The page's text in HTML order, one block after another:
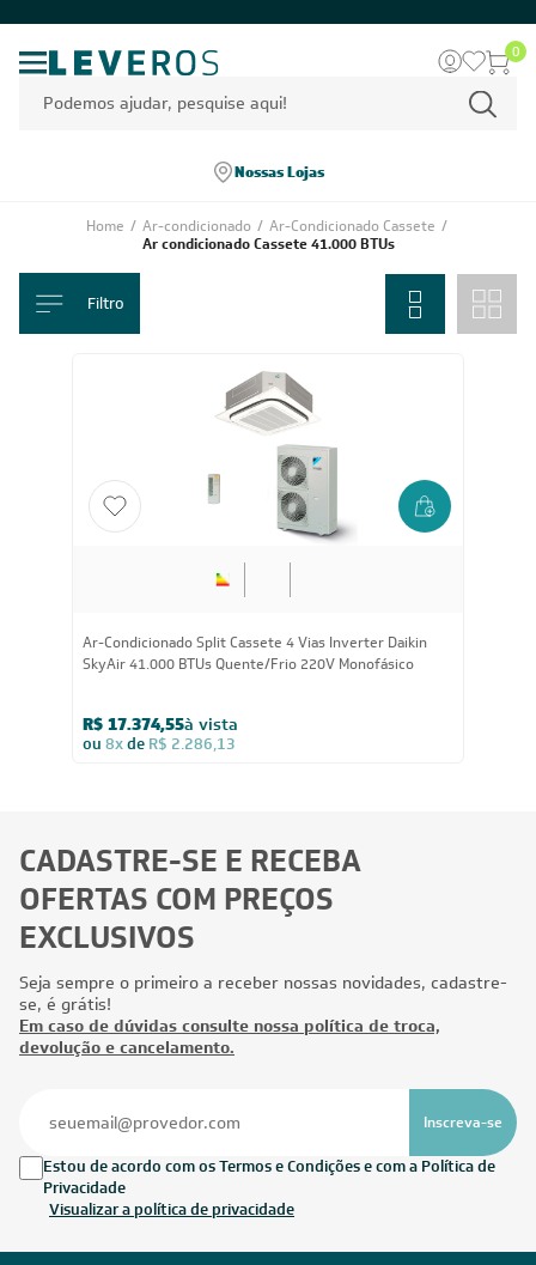
0
Nossas Lojas
Home / Ar-condicionado / Ar-Condicionado Cassete /
Ar condicionado Cassete 41.000 BTUs
Filtro
Ar-Condicionado Split Cassete 4 Vias Inverter Daikin
SkyAir 41.000 BTUs Quente/Frio 220V Monofásico
R$ 17.374,55à vista
ou 8xde R$ 2.286,13
CADASTRE-SE E RECEBA
OFERTAS COM PREÇOS
EXCLUSIVOS
Seja sempre o primeiro a receber nossas novidades, cadastre-
se, é grátis!
Em caso de dúvidas consulte nossa política de troca,
devolução e cancelamento.
Inscreva-se
Estou de acordo com os Termos e Condições e com a Política de
Privacidade
Visualizar a política de privacidade